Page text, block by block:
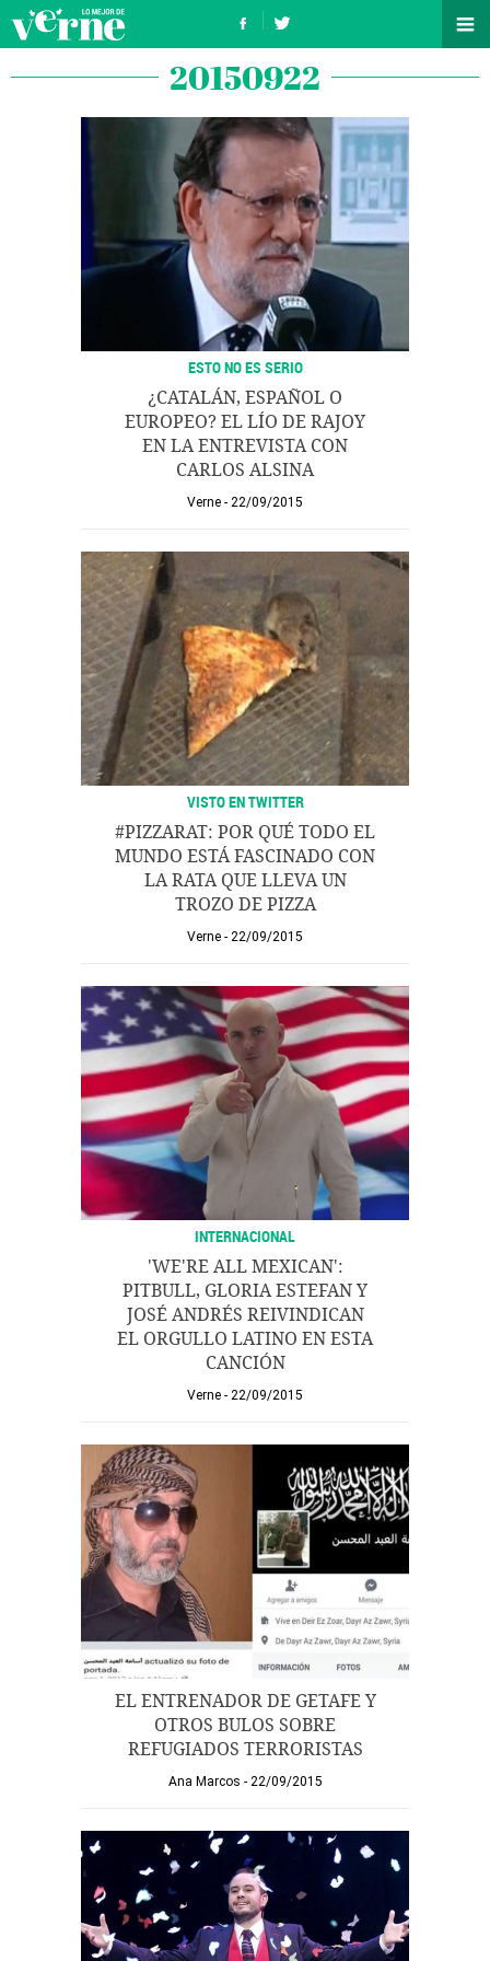
20150922
ESTO NO ES SERIO
¿CATALÁN, ESPAÑOL O
EUROPEO? EL LÍO DE RAJOY
EN LA ENTREVISTA CON
CARLOS ALSINA
Verne 22/09/2015
VISTO EN TWITTER
#PIZZARAT: POR QUÉ TODO EL
MUNDO ESTÁ FASCINADO CON
LA RATA QUE LLEVA UN
TROZO DE PIZZA
Verne 22/09/2015
INTERNACIONAL
'WE'RE ALL MEXICAN':
PITBULL, GLORIA ESTEFAN Y
JOSÉ ANDRÉS REIVINDICAN
EL ORGULLO LATINO EN ESTA
CANCIÓN
Verne 22/09/2015
EL ENTRENADOR DE GETAFE Y
OTROS BULOS SOBRE
REFUGIADOS TERRORISTAS
Ana Marcos 22/09/2015